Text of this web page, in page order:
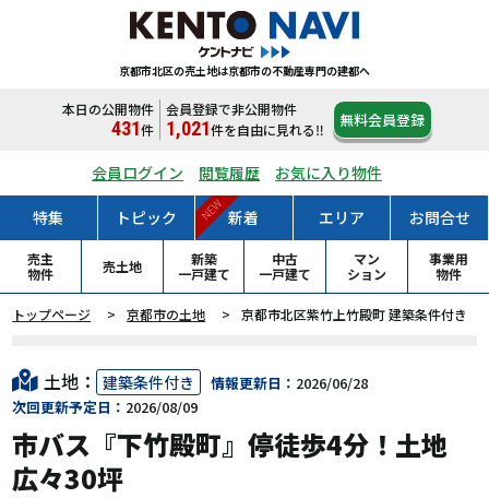
京都市北区の売土地は京都市の不動産専門の建都へ
本日の公開物件
431件
会員登録で非公開物件
1,021件を自由に見れる‼ 無料会員登録
会員ログイン 閲覧履歴 お気に入り物件
特集 トピック 新着
NEW エリア お問合せ
売主
物件
売土地
新築
一戸建て
中古
一戸建て
マン
ション
事業用
物件
トップページ 京都市の土地 京都市北区紫竹上竹殿町 建築条件付き
土地： 建築条件付き 情報更新日： 2026/06/28
次回更新予定日： 2026/08/09
市バス『下竹殿町』停徒歩4分！土地
広々30坪